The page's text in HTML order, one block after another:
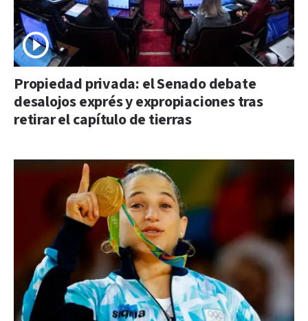
Propiedad privada: el Senado debate
desalojos exprés y expropiaciones tras
retirar el capítulo de tierras